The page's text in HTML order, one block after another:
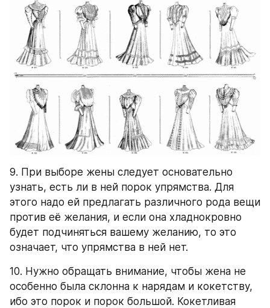
9. При выборе жены следует основательно
узнать, есть ли в ней порок упрямства. Для
этого надо ей предлагать различного рода вещи
против её желания, и если она хладнокровно
будет подчиняться вашему желанию, то это
означает, что упрямства в ней нет.
10. Нужно обращать внимание, чтобы жена не
особенно была склонна к нарядам и кокетству,
ибо это порок и порок большой. Кокетливая